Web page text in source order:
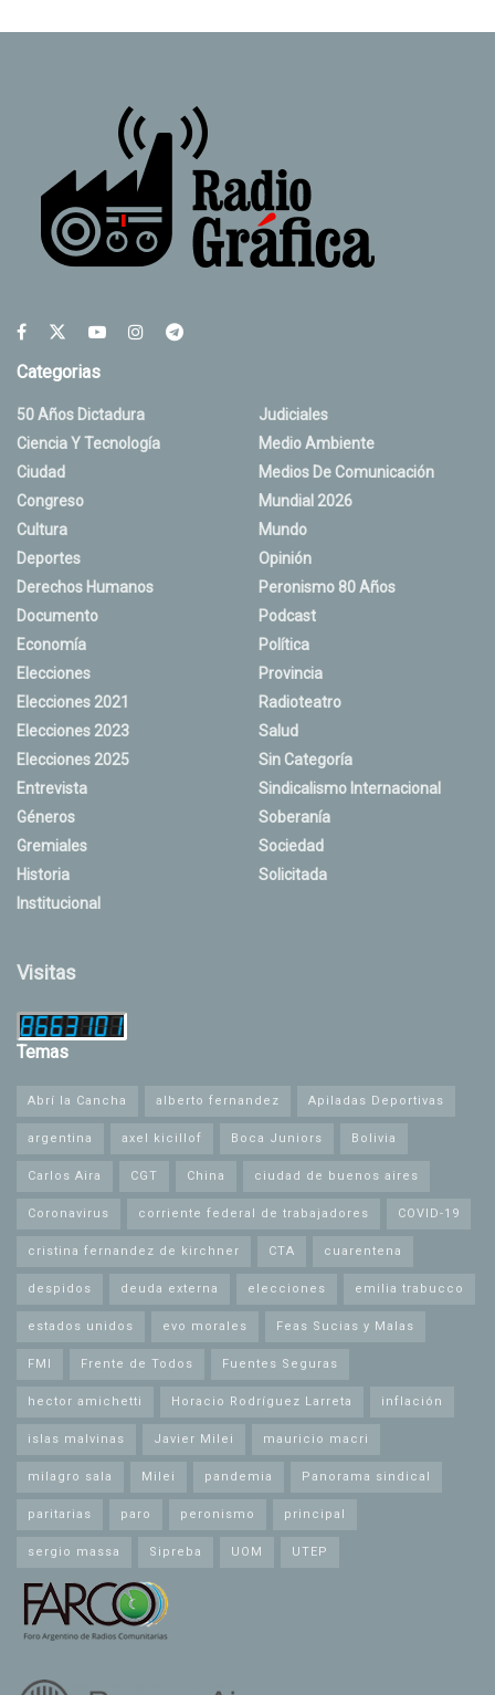
Categorias
50 Años Dictadura
Ciencia Y Tecnología
Ciudad
Congreso
Cultura
Deportes
Derechos Humanos
Documento
Economía
Elecciones
Elecciones 2021
Elecciones 2023
Elecciones 2025
Entrevista
Géneros
Gremiales
Historia
Institucional
Judiciales
Medio Ambiente
Medios De Comunicación
Mundial 2026
Mundo
Opinión
Peronismo 80 Años
Podcast
Política
Provincia
Radioteatro
Salud
Sin Categoría
Sindicalismo Internacional
Soberanía
Sociedad
Solicitada
Visitas
Temas
Abrí la Cancha alberto fernandez Apiladas Deportivas
argentina axel kicillof Boca Juniors Bolivia
Carlos Aira CGT China ciudad de buenos aires
Coronavirus corriente federal de trabajadores COVID-19
cristina fernandez de kirchner CTA cuarentena
despidos deuda externa elecciones emilia trabucco
estados unidos evo morales Feas Sucias y Malas
FMI Frente de Todos Fuentes Seguras
hector amichetti Horacio Rodríguez Larreta inflación
islas malvinas Javier Milei mauricio macri
milagro sala Milei pandemia Panorama sindical
paritarias paro peronismo principal
sergio massa Sipreba UOM UTEP